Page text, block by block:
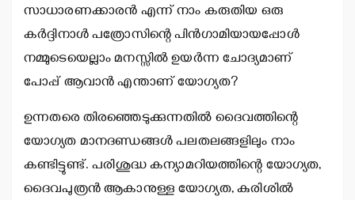
സാധാരണക്കാരന്‍ എന്ന് നാം കരുതിയ ഒരു
കര്‍ദ്ദിനാള്‍ പത്രോസിന്റെ പിന്‍ഗാമിയായപ്പോള്‍
നമ്മുടെയെല്ലാം മനസ്സില്‍ ഉയര്‍ന്ന ചോദ്യമാണ്
പോപ്പ് ആവാന്‍ എന്താണ് യോഗ്യത?
ഉന്നതരെ തിരഞ്ഞെടുക്കുന്നതില്‍ ദൈവത്തിന്റെ
യോഗ്യത മാനദണ്ഡങ്ങള്‍ പലതലങ്ങളിലും നാം
കണ്ടിട്ടുണ്ട്. പരിശുദ്ധ കന്യാമറിയത്തിന്റെ യോഗ്യത,
ദൈവപുത്രന്‍ ആകാനുള്ള യോഗ്യത, കുരിശില്‍